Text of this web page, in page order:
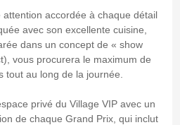
accordée à chaque détail
avec son excellente cuisine,
dans un concept de « show
vous procurera le maximum de
tout au long de la journée.
privé du Village VIP avec un
de chaque Grand Prix, qui inclut